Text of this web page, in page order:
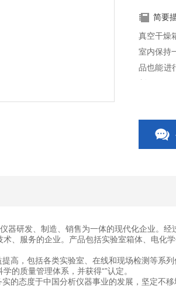
简要
真空干燥
室内保持
品也能进
制。
器研发、制造、销售为一体的现代化企业。
、服务的企业。产品包括实验室箱体、电化
高，包括各类实验室、在线和现场检测等系
的质量管理体系，并获得“”认定。
的态度于中国分析仪器事业的发展，坚定不